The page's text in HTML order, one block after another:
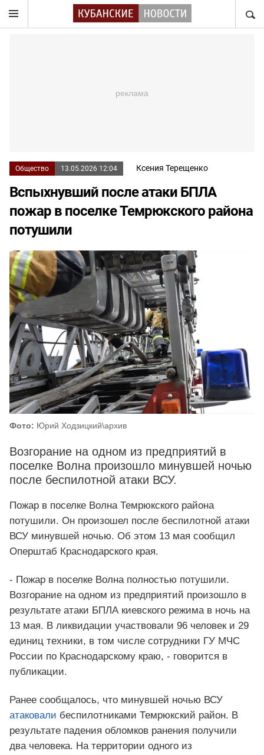
Общество 13.05.2026 12:04 Ксения Терещенко
Вспыхнувший после атаки БПЛА
пожар в поселке Темрюкского района
потушили
Фото: Юрий Ходзицкий\архив
Возгорание на одном из предприятий в
поселке Волна произошло минувшей ночью
после беспилотной атаки ВСУ.
Пожар в поселке Волна Темрюкского района
потушили. Он произошел после беспилотной атаки
ВСУ минувшей ночью. Об этом 13 мая сообщил
Оперштаб Краснодарского края.
- Пожар в поселке Волна полностью потушили.
Возгорание на одном из предприятий произошло в
результате атаки БПЛА киевского режима в ночь на
13 мая. В ликвидации участвовали 96 человек и 29
единиц техники, в том числе сотрудники ГУ МЧС
России по Краснодарскому краю, - говорится в
публикации.
Ранее сообщалось, что минувшей ночью ВСУ
атаковали беспилотниками Темрюкский район. В
результате падения обломков ранения получили
два человека. На территории одного из